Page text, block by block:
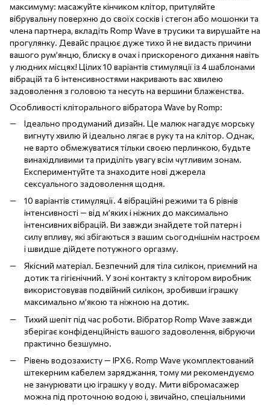
максимуму: масажуйте кінчиком клітор, притуляйте
вібрувальну поверхню до своїх сосків і стегон або мошонки та
члена партнера, вкладіть Romp Wave в трусики та вирушайте на
прогулянку. Девайс працює дуже тихо й не видасть причини
вашого рум’янцю, блиску в очах і прискореного дихання навіть
у людних місцях! Цілих 10 варіантів стимуляції із 4 шаблонами
вібрацій та 6 інтенсивностями накривають вас хвилею
задоволення з головою та несуть на вершини блаженства.
Особливості кліторального вібратора Wave by Romp:
Ідеально продуманий дизайн. Це малюк нагадує морську
вигнуту хвилю й ідеально лягає в руку та на клітор. Однак,
не варто обмежуватися тільки своєю перлинкою, будьте
винахідливими та приділіть увагу всім чутливим зонам.
Експериментуйте та знаходите нові джерела
сексуального задоволення щодня.
10 варіантів стимуляції. 4 вібраційні режими та 6 рівнів
інтенсивності — від м’яких і ніжних до максимально
інтенсивних вібрацій. Ви завжди знайдете той патерн і
силу впливу, які збігаються з вашим сьогоднішнім настроєм
і швидше дійдете потужного оргазму.
Якісний матеріал. Безпечний для тіла силікон, приємний на
дотик та гігієнічний. У зоні контакту з клітором виробник
використовував подвійний силікон, зробивши іграшку
максимально м’якою та ніжною на дотик.
Тихий шепіт під час роботи. Вібратор Romp Wave завжди
зберігає конфіденційність вашого задоволення, вібруючи
практично безшумно.
Рівень водозахисту — IPX6. Romp Wave укомплектований
штекерним кабелем заряджання, тому ми рекомендуємо
не занурювати цю іграшку у воду. Мити вібромасажер
можна під проточною водою і, звичайно, спеціальними